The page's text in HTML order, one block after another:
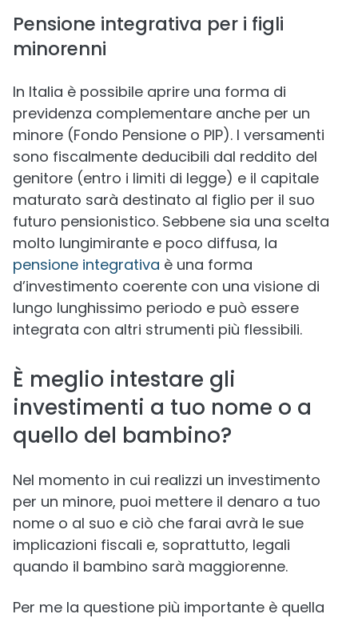
Pensione integrativa per i figli
minorenni
In Italia è possibile aprire una forma di
previdenza complementare anche per un
minore (Fondo Pensione o PIP). I versamenti
sono fiscalmente deducibili dal reddito del
genitore (entro i limiti di legge) e il capitale
maturato sarà destinato al figlio per il suo
futuro pensionistico. Sebbene sia una scelta
molto lungimirante e poco diffusa, la
pensione integrativa è una forma
d’investimento coerente con una visione di
lungo lunghissimo periodo e può essere
integrata con altri strumenti più flessibili.
È meglio intestare gli
investimenti a tuo nome o a
quello del bambino?
Nel momento in cui realizzi un investimento
per un minore, puoi mettere il denaro a tuo
nome o al suo e ciò che farai avrà le sue
implicazioni fiscali e, soprattutto, legali
quando il bambino sarà maggiorenne.
Per me la questione più importante è quella